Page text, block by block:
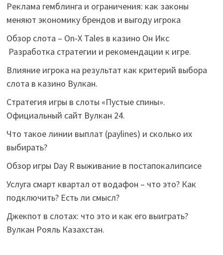
Реклама гемблинга и ограничения: как законы
меняют экономику брендов и выгоду игрока
Обзор слота – On-X Tales в казино Он Икс
Разработка стратегии и рекомендации к игре.
Влияние игрока на результат как критерий выбора
слота в казино Вулкан.
Стратегия игры в слоты «Пустые спины».
Официальный сайт Вулкан 24.
Что такое линии выплат (paylines) и сколько их
выбирать?
Обзор игры Day R выживание в постапокалипсисе
Услуга смарт квартал от водафон – что это? Как
подключить? Есть ли смысл?
Джекпот в слотах: что это и как его выиграть?
Вулкан Рояль Казахстан.